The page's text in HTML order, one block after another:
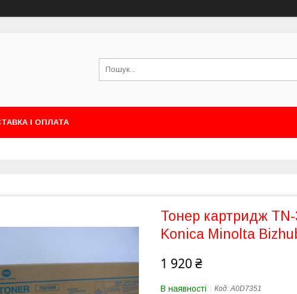
І ОПЛАТА
Тонер картридж TN-
Konica Minolta
1 920 ₴
В наявності Код:A0D7351